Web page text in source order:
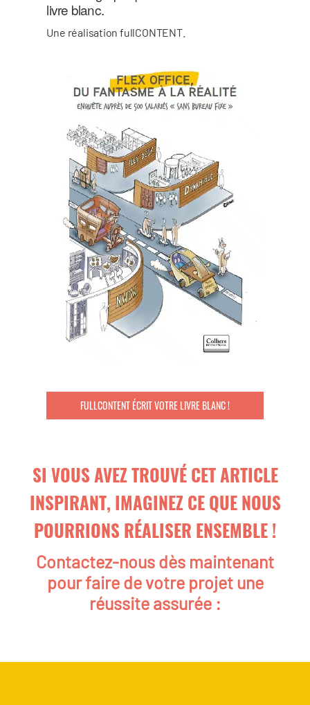
livre blanc.
Une réalisation fullCONTENT.
FULLCONTENT ÉCRIT VOTRE LIVRE BLANC !
SI VOUS AVEZ TROUVÉ CET ARTICLE
INSPIRANT, IMAGINEZ CE QUE NOUS
POURRIONS RÉALISER ENSEMBLE !
Contactez-nous dès maintenant
pour faire de votre projet une
réussite assurée :